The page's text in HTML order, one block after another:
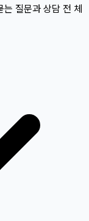
는 질문과 상담 전 체